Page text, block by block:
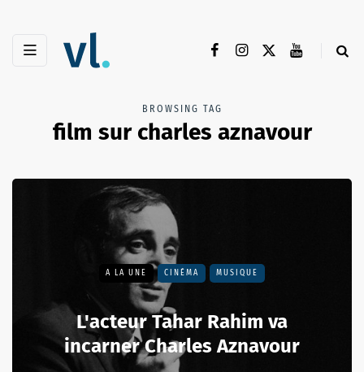
BROWSING TAG
film sur charles aznavour
A LA UNE CINÉMA MUSIQUE
L'acteur Tahar Rahim va
incarner Charles Aznavour